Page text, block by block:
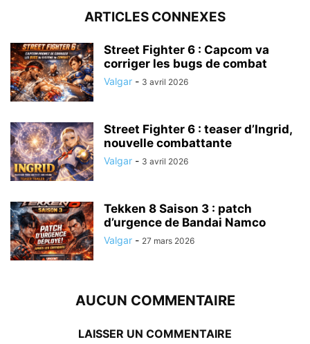
ARTICLES CONNEXES
Street Fighter 6 : Capcom va
corriger les bugs de combat
Valgar - 3 avril 2026
Street Fighter 6 : teaser d’Ingrid,
nouvelle combattante
Valgar - 3 avril 2026
Tekken 8 Saison 3 : patch
d’urgence de Bandai Namco
Valgar - 27 mars 2026
AUCUN COMMENTAIRE
LAISSER UN COMMENTAIRE